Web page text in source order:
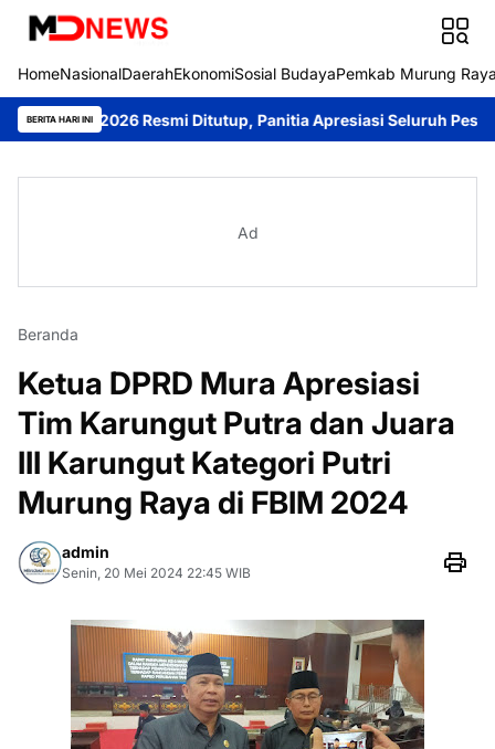
HomeNasionalDaerahEkonomiSosial BudayaPemkab Murung
BERITA HARI INI
2026 Resmi Ditutup, Panitia Apresiasi Seluruh Peserta
Ad
Beranda
Ketua DPRD Mura Apresiasi
Tim Karungut Putra dan Juara
III Karungut Kategori Putri
Murung Raya di FBIM 2024
admin
Senin, 20 Mei 2024 22:45 WIB